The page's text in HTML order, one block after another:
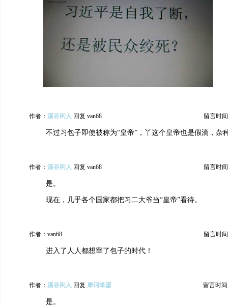
作者： 溪谷闲人 回复 van68 留言时
不过习包子即使被称为“皇帝”，丫这个皇帝也是假滴，杂
作者： 溪谷闲人 回复 van68 留言时
是。
现在，几乎各个国家都把习二大爷当“皇帝”看待。
作者：van68 留言时
进入了人人都想宰了包子的时代！
作者： 溪谷闲人 回复 摩诃笨蛋 留言时间
是。